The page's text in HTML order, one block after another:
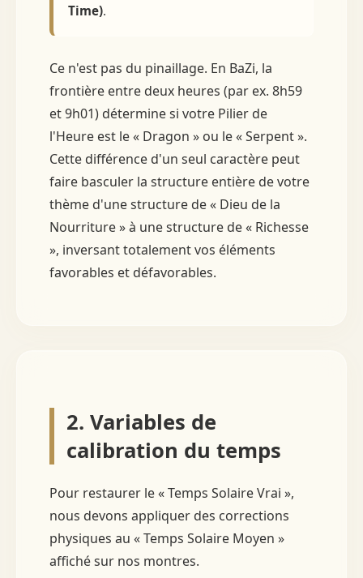
Time).
Ce n'est pas du pinaillage. En BaZi, la
frontière entre deux heures (par ex. 8h59
et 9h01) détermine si votre Pilier de
l'Heure est le « Dragon » ou le « Serpent ».
Cette différence d'un seul caractère peut
faire basculer la structure entière de votre
thème d'une structure de « Dieu de la
Nourriture » à une structure de « Richesse
», inversant totalement vos éléments
favorables et défavorables.
2. Variables de
calibration du temps
Pour restaurer le « Temps Solaire Vrai »,
nous devons appliquer des corrections
physiques au « Temps Solaire Moyen »
affiché sur nos montres.